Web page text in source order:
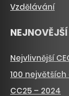
Vzdělávání
Nejvlivnější
100
CC25 – 2024